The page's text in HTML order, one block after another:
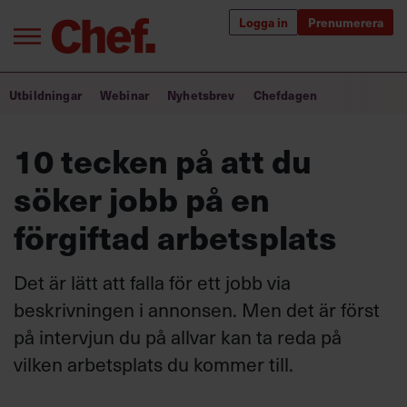
Logga in Prenumerera
Annonsera
Om oss
Kontakta oss
Bra ledare förändrar världen
Innehåll från Chef
Utbildning för ledare
Chefakademin+
Populära utbildningar
Utbildningar Webinar Nyhetsbrev Chefdagen
10 tecken på att du
söker jobb på en
förgiftad arbetsplats
Det är lätt att falla för ett jobb via
beskrivningen i annonsen. Men det är först
på intervjun du på allvar kan ta reda på
vilken arbetsplats du kommer till.